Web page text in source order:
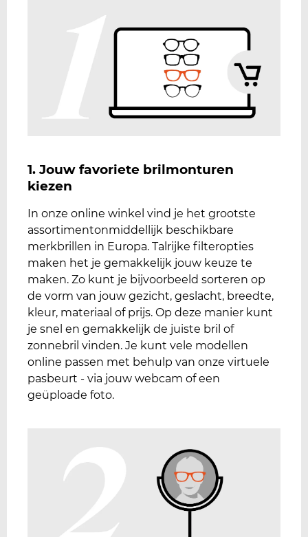
1. Jouw favoriete brilmonturen
kiezen
In onze online winkel vind je het grootste
assortimentonmiddellijk beschikbare
merkbrillen in Europa. Talrijke filteropties
maken het je gemakkelijk jouw keuze te
maken. Zo kunt je bijvoorbeeld sorteren op
de vorm van jouw gezicht, geslacht, breedte,
kleur, materiaal of prijs. Op deze manier kunt
je snel en gemakkelijk de juiste bril of
zonnebril vinden. Je kunt vele modellen
online passen met behulp van onze virtuele
pasbeurt - via jouw webcam of een
geüploade foto.